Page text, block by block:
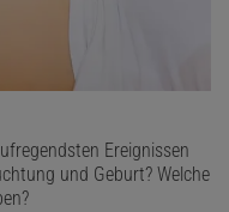
Ereignissen
und Geburt? Welche